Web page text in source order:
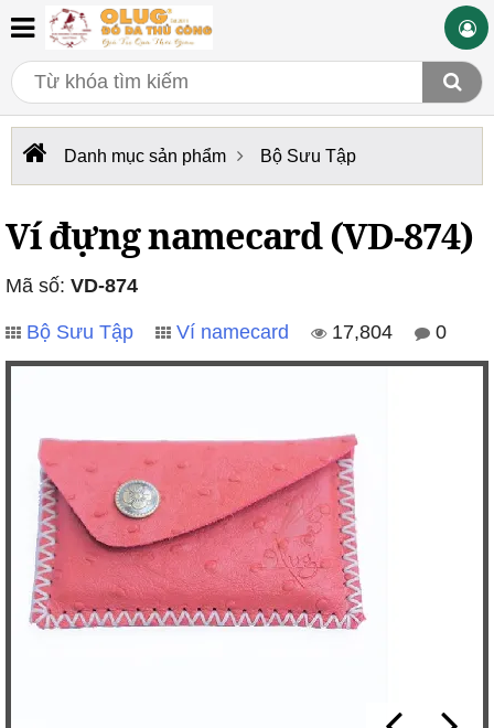
Danh mục sản phẩm Bộ Sưu Tập
Ví đựng namecard (VD-874)
Mã số: VD-874
Bộ Sưu Tập Ví namecard 17,804 0